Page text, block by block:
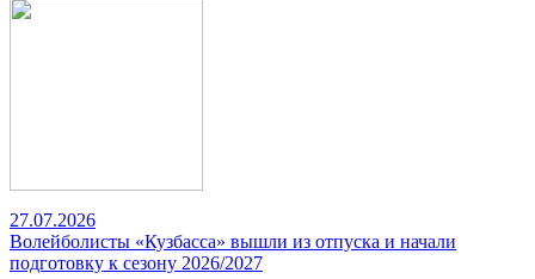
27.07.2026
Волейболисты «Кузбасса» вышли из отпуска и начали
подготовку к сезону 2026/2027